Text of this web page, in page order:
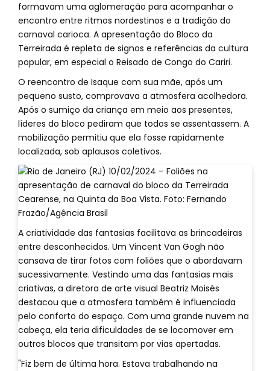
formavam uma aglomeração para acompanhar o
encontro entre ritmos nordestinos e a tradição do
carnaval carioca. A apresentação do Bloco da
Terreirada é repleta de signos e referências da cultura
popular, em especial o Reisado de Congo do Cariri.
O reencontro de Isaque com sua mãe, após um
pequeno susto, comprovava a atmosfera acolhedora.
Após o sumiço da criança em meio aos presentes,
líderes do bloco pediram que todos se assentassem. A
mobilização permitiu que ela fosse rapidamente
localizada, sob aplausos coletivos.
A criatividade das fantasias facilitava as brincadeiras
entre desconhecidos. Um Vincent Van Gogh não
cansava de tirar fotos com foliões que o abordavam
sucessivamente. Vestindo uma das fantasias mais
criativas, a diretora de arte visual Beatriz Moisés
destacou que a atmosfera também é influenciada
pelo conforto do espaço. Com uma grande nuvem na
cabeça, ela teria dificuldades de se locomover em
outros blocos que transitam por vias apertadas.
"Fiz bem de última hora. Estava trabalhando na